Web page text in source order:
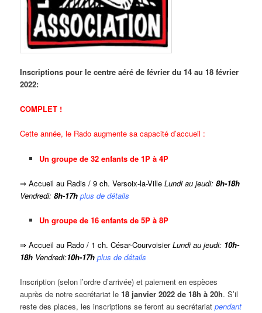
Inscriptions pour le centre aéré de février du14 au 18 février
2022:
COMPLET !
Cette année, le Rado augmente sa capacité d’accueil :
Un groupe de 32 enfants de 1P à 4P
⇒ Accueil au Radis / 9 ch. Versoix-la-VilleLundi au jeudi: 8h-18h
Vendredi:8h-17hplus de détails
Un groupe de 16 enfants de 5P à 8P
⇒ Accueil au Rado / 1 ch. César-CourvoisierLundi au jeudi: 10h-
18h Vendredi:10h-17hplus de détails
Inscription (selon l’ordre d’arrivée) et paiement en espèces
auprès de notre secrétariat le18 janvier 2022 de 18h à 20h. S’il
reste des places, les inscriptions se feront au secrétariatpendant